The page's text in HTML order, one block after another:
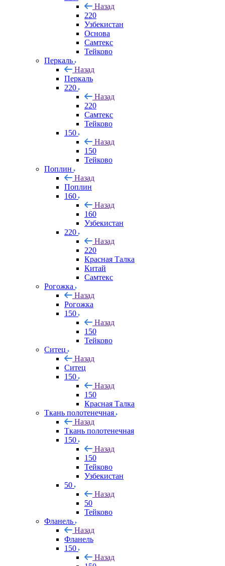
Назад
220
Узбекистан
Основа
Самтекс
Тейково
Перкаль
Назад
Перкаль
220
Назад
220
Самтекс
Тейково
150
Назад
150
Тейково
Поплин
Назад
Поплин
160
Назад
160
Узбекистан
220
Назад
220
Красная Талка
Китай
Самтекс
Рогожка
Назад
Рогожка
150
Назад
150
Тейково
Ситец
Назад
Ситец
150
Назад
150
Красная Талка
Ткань полотенечная
Назад
Ткань полотенечная
150
Назад
150
Тейково
Узбекистан
50
Назад
50
Тейково
Фланель
Назад
Фланель
150
Назад